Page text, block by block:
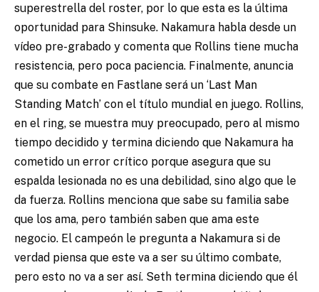
superestrella del roster, por lo que esta es la última
oportunidad para Shinsuke. Nakamura habla desde un
vídeo pre-grabado y comenta que Rollins tiene mucha
resistencia, pero poca paciencia. Finalmente, anuncia
que su combate en Fastlane será un ‘Last Man
Standing Match’ con el título mundial en juego. Rollins,
en el ring, se muestra muy preocupado, pero al mismo
tiempo decidido y termina diciendo que Nakamura ha
cometido un error crítico porque asegura que su
espalda lesionada no es una debilidad, sino algo que le
da fuerza. Rollins menciona que sabe su familia sabe
que los ama, pero también saben que ama este
negocio. El campeón le pregunta a Nakamura si de
verdad piensa que este va a ser su último combate,
pero esto no va a ser así. Seth termina diciendo que él